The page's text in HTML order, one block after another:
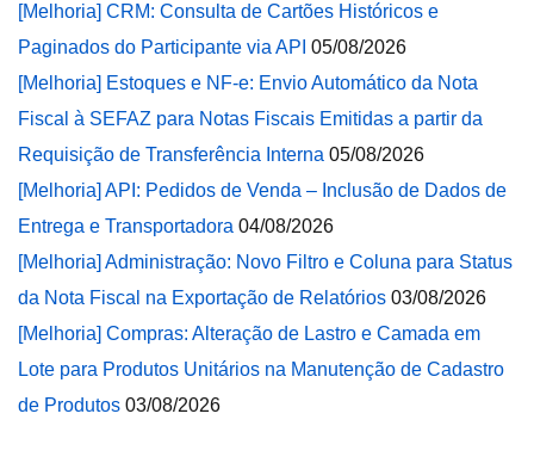
[Melhoria] CRM: Consulta de Cartões Históricos e
Paginados do Participante via API 05/08/2026
[Melhoria] Estoques e NF-e: Envio Automático da Nota
Fiscal à SEFAZ para Notas Fiscais Emitidas a partir da
Requisição de Transferência Interna 05/08/2026
[Melhoria] API: Pedidos de Venda – Inclusão de Dados de
Entrega e Transportadora 04/08/2026
[Melhoria] Administração: Novo Filtro e Coluna para Status
da Nota Fiscal na Exportação de Relatórios 03/08/2026
[Melhoria] Compras: Alteração de Lastro e Camada em
Lote para Produtos Unitários na Manutenção de Cadastro
de Produtos 03/08/2026